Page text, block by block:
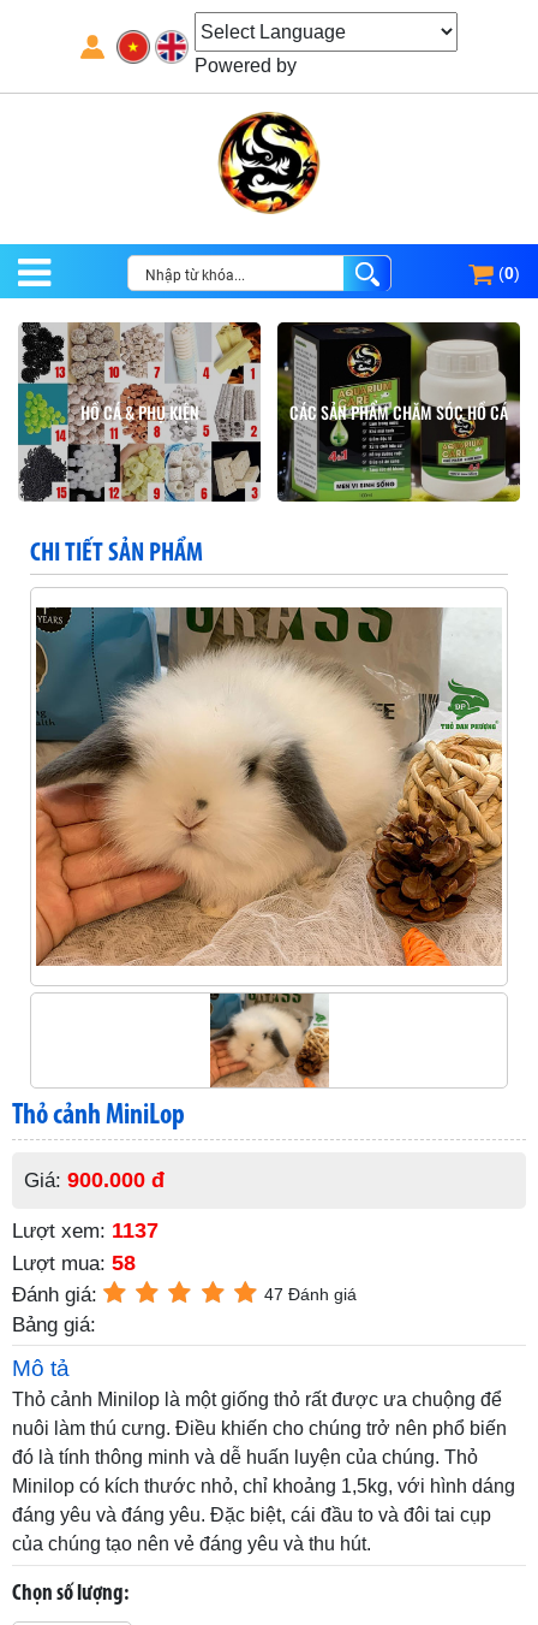
Powered by
(0)
HỒ CÁ & PHỤ KIỆN CÁC SẢN PHẨM CHĂM SÓC HỒ CÁ
CHI TIẾT SẢN PHẨM
Thỏ cảnh MiniLop
Giá: 900.000 đ
Lượt xem: 1137
Lượt mua: 58
Đánh giá: 47 Đánh giá
Bảng giá:
Mô tả
Thỏ cảnh Minilop là một giống thỏ rất được ưa chuộng để
nuôi làm thú cưng. Điều khiến cho chúng trở nên phổ biến
đó là tính thông minh và dễ huấn luyện của chúng. Thỏ
Minilop có kích thước nhỏ, chỉ khoảng 1,5kg, với hình dáng
đáng yêu và đáng yêu. Đặc biệt, cái đầu to và đôi tai cụp
của chúng tạo nên vẻ đáng yêu và thu hút.
Chọn số lượng: